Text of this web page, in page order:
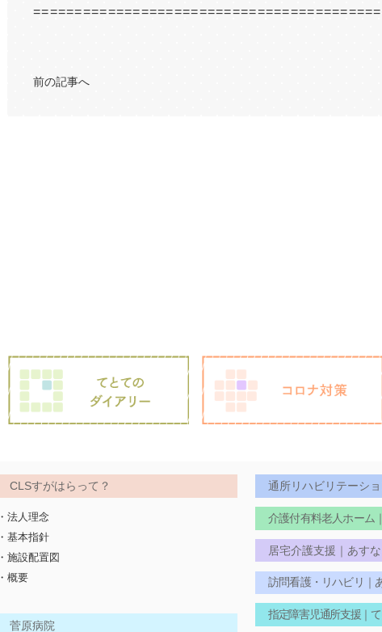
前の記事へ
CLSすがはらって？
・法人理念
・基本指針
・施設配置図
・概要
菅原病院
通所リハビリテーシ
介護付有料老人ホーム
居宅介護支援｜あす
訪問看護・リハビリ｜
指定障害児通所支援｜